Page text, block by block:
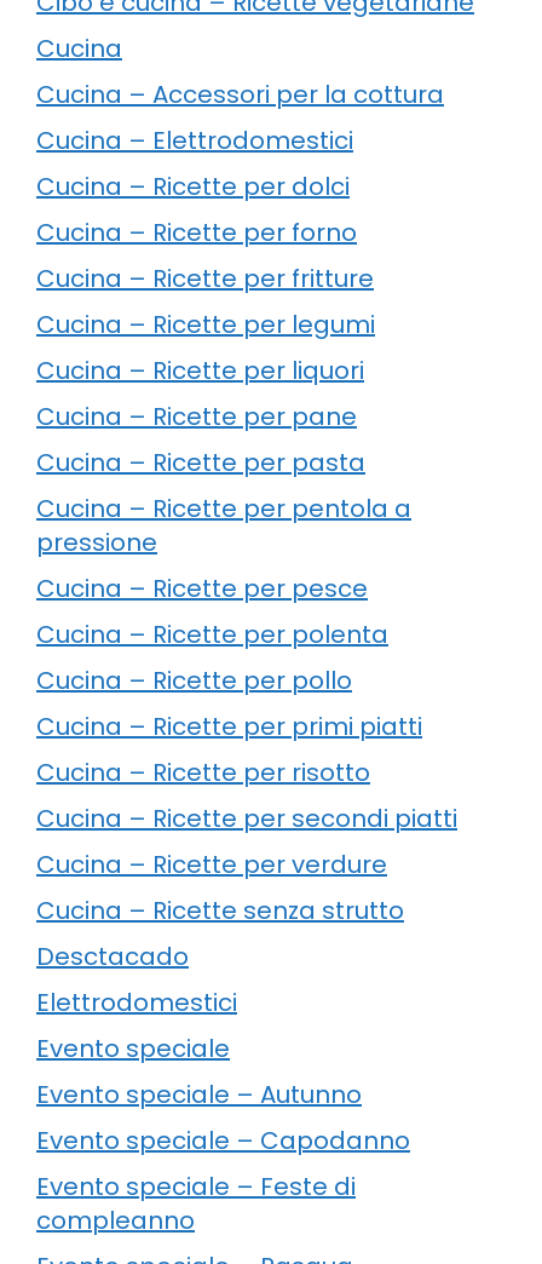
Cucina
Cucina – Accessori per la cottura
Cucina – Elettrodomestici
Cucina – Ricette per dolci
Cucina – Ricette per forno
Cucina – Ricette per fritture
Cucina – Ricette per legumi
Cucina – Ricette per liquori
Cucina – Ricette per pane
Cucina – Ricette per pasta
Cucina – Ricette per pentola a
pressione
Cucina – Ricette per pesce
Cucina – Ricette per polenta
Cucina – Ricette per pollo
Cucina – Ricette per primi piatti
Cucina – Ricette per risotto
Cucina – Ricette per secondi piatti
Cucina – Ricette per verdure
Cucina – Ricette senza strutto
Desctacado
Elettrodomestici
Evento speciale
Evento speciale – Autunno
Evento speciale – Capodanno
Evento speciale – Feste di
compleanno